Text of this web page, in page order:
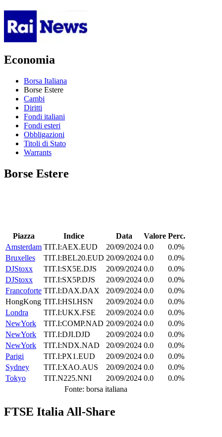
Economia
Borsa Italiana
Borse Estere
Cambi
Diritti
Fondi italiani
Fondi esteri
Obbligazioni
Titoli di Stato
Warrants
Borse Estere
Piazza Indice Data Valore Perc.
Amsterdam TIT.I:AEX.EUD 20/09/2024 0.0
0.0%
Bruxelles
TIT.I:BEL20.EUD 20/09/2024 0.0
0.0%
DJStoxx
TIT.I:SX5E.DJS 20/09/2024 0.0
0.0%
DJStoxx
TIT.I:SX5P.DJS 20/09/2024 0.0
0.0%
Francoforte TIT.I:DAX.DAX 20/09/2024 0.0
0.0%
HongKong TIT.I:HSI.HSN 20/09/2024 0.0
0.0%
Londra
TIT.I:UKX.FSE 20/09/2024 0.0
0.0%
NewYork
TIT.I:COMP.NAD 20/09/2024 0.0
0.0%
NewYork
TIT.I:DJI.DJD 20/09/2024 0.0
0.0%
NewYork
TIT.I:NDX.NAD 20/09/2024 0.0
0.0%
Parigi
TIT.I:PX1.EUD 20/09/2024 0.0
0.0%
Sydney
TIT.I:XAO.AUS 20/09/2024 0.0
0.0%
Tokyo
TIT.N225.NNI 20/09/2024 0.0
0.0%
Fonte: borsa italiana
FTSE Italia All-Share